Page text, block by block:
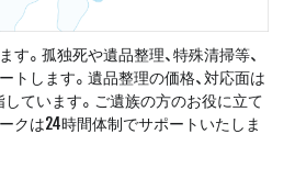
。孤独死や遺品整理、特殊清掃等、
トします。遺品整理の価格、対応面は
ています。ご遺族の方のお役に立て
クは24時間体制でサポートいたしま